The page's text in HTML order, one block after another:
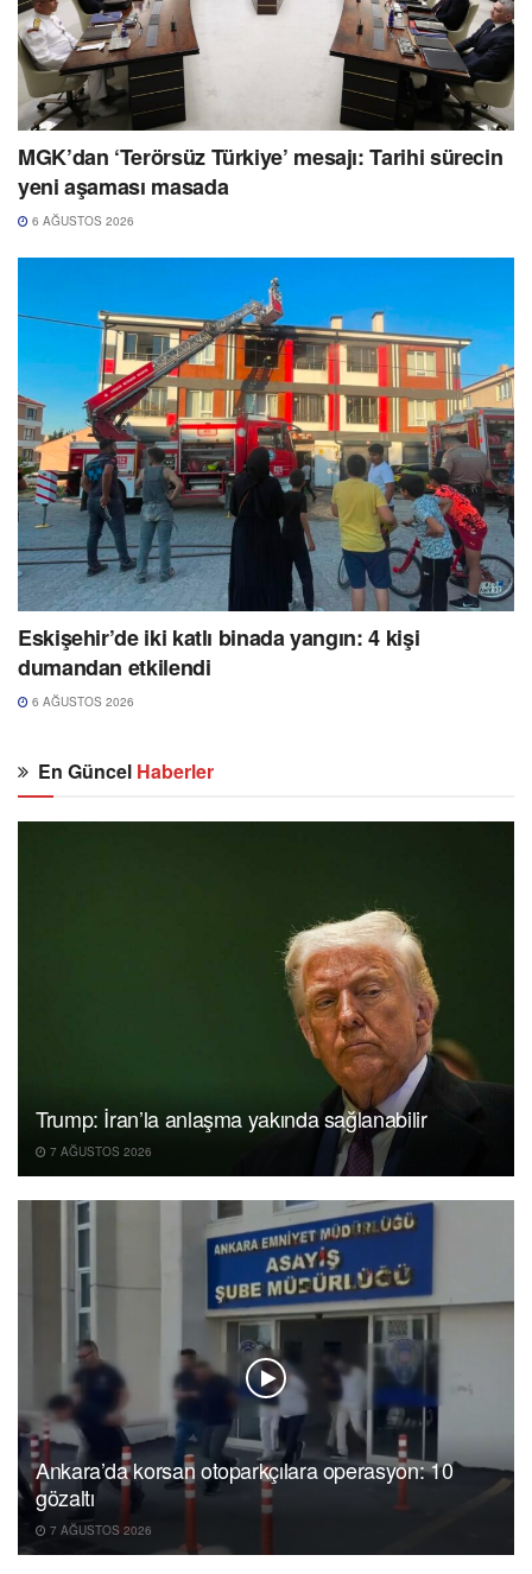
MGK’dan ‘Terörsüz Türkiye’ mesajı: Tarihi sürecin
yeni aşaması masada
6 AĞUSTOS 2026
Eskişehir’de iki katlı binada yangın: 4 kişi
dumandan etkilendi
6 AĞUSTOS 2026
En Güncel Haberler
Trump: İran’la anlaşma yakında sağlanabilir
7 AĞUSTOS 2026
Ankara’da korsan otoparkçılara operasyon: 10
gözaltı
7 AĞUSTOS 2026